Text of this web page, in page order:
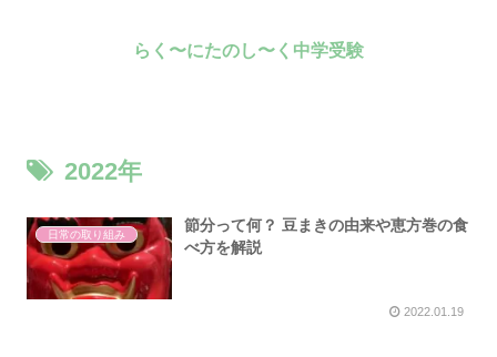
らく〜にたのし〜く中学受験
2022年
日常の取り組み
節分って何？ 豆まきの由来や恵方巻の食
べ方を解説
2022.01.19